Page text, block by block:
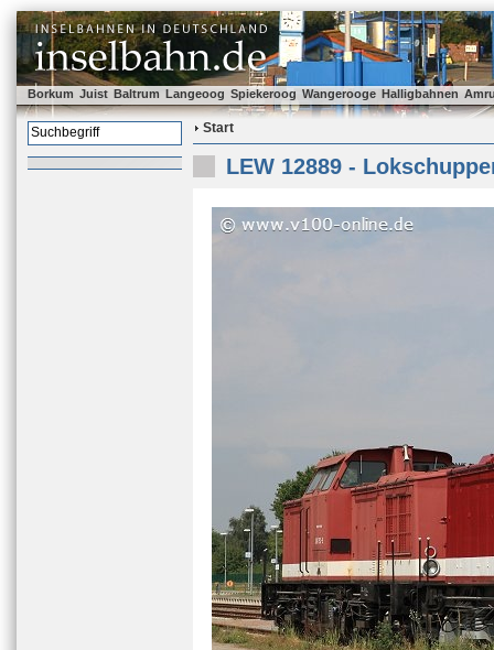
Borkum Juist Baltrum Langeoog Spiekeroog Wangerooge Halligbahnen
Start
LEW 12889 -